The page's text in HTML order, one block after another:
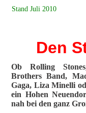
Stand Juli 2010
Den
Ob Rolling
Brothers Band,
Gaga, Liza Minelli
ein Hohen
nah bei den ganz